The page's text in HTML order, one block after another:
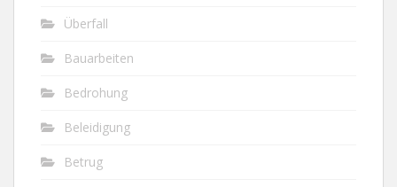
Überfall
Bauarbeiten
Bedrohung
Beleidigung
Betrug